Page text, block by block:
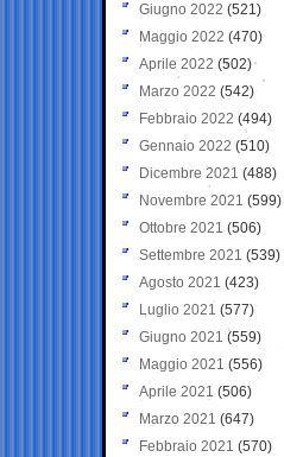
Giugno 2022 (521)
Maggio 2022 (470)
Aprile 2022 (502)
Marzo 2022 (542)
Febbraio 2022 (494)
Gennaio 2022 (510)
Dicembre 2021 (488)
Novembre 2021 (599)
Ottobre 2021 (506)
Settembre 2021 (539)
Agosto 2021 (423)
Luglio 2021 (577)
Giugno 2021(559)
Maggio 2021 (556)
Aprile 2021 (506)
Marzo 2021 (647)
Febbraio 2021 (570)